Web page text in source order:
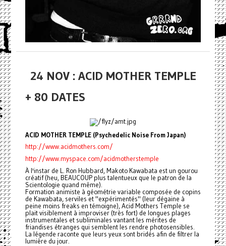
24 NOV : ACID MOTHER TEMPLE
+ 80 DATES
ACID MOTHER TEMPLE (Psychedelic Noise From Japan)
http://www.acidmothers.com/
http://www.myspace.com/acidmotherstemple
À l'instar de L. Ron Hubbard, Makoto Kawabata est un gourou
créatif (heu, BEAUCOUP plus talentueux que le patron de la
Scientologie quand même).
Formation animiste à géométrie variable composée de copins
de Kawabata, serviles et "expérimentés" (leur dégaine à
peine moins freaks en témoigne), Acid Mothers Temple se
plait visiblement à improviser (très fort) de longues plages
instrumentales et subliminales vantant les mérites de
friandises étranges qui semblent les rendre photosensibles.
La légende raconte que leurs yeux sont bridés afin de filtrer la
lumière du jour.